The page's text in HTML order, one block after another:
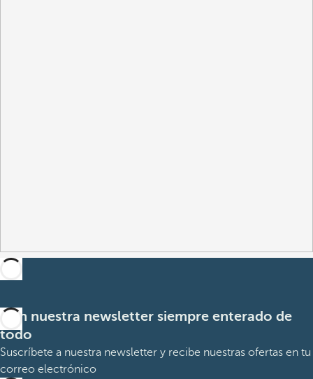
Con nuestra newsletter siempre enterado de
todo
Suscríbete a nuestra newsletter y recibe nuestras ofertas en tu
correo electrónico